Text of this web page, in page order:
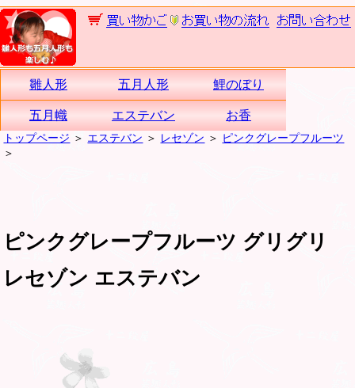
雛人形 五月人形 鯉のぼり
五月幟 エステバン お香
トップページ ＞ エステバン ＞ レセゾン ＞ ピンクグレープフルーツ
＞
ピンクグレープフルーツ グリグリ
レセゾン エステバン